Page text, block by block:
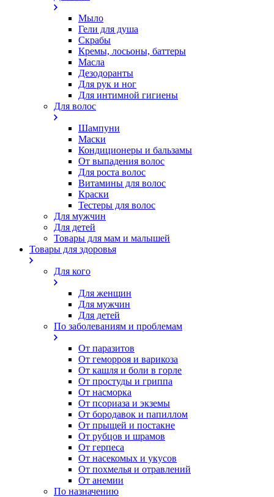
Мыло
Гели для душа
Скрабы
Кремы, лосьоны, баттеры
Масла
Дезодоранты
Для рук и ног
Для интимной гигиены
Для волос
Шампуни
Маски
Кондиционеры и бальзамы
От выпадения волос
Для роста волос
Витамины для волос
Краски
Тестеры для волос
Для мужчин
Для детей
Товары для мам и малышей
Товары для здоровья
Для кого
Для женщин
Для мужчин
Для детей
По заболеваниям и проблемам
От паразитов
Oт геморроя и варикоза
От кашля и боли в горле
От простуды и гриппа
От насморка
Oт псориаза и экземы
От бородавок и папиллом
От прыщей и постакне
От рубцов и шрамов
От герпеса
От насекомых и укусов
От похмелья и отравлений
От анемии
По назначению